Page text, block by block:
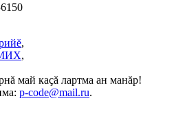
,
МИХ,
май каçă лартма ан манăр!
p-code@mail.ru.